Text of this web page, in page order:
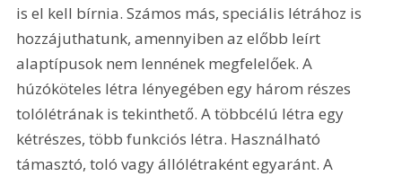
is el kell bírnia. Számos más, speciális létrához is
hozzájuthatunk, amennyiben az előbb leírt
alaptípusok nem lennének megfelelőek. A
húzóköteles létra lényegében egy három részes
tolólétrának is tekinthető. A többcélú létra egy
kétrészes, több funkciós létra. Használható
támasztó, toló vagy állólétraként egyaránt. A